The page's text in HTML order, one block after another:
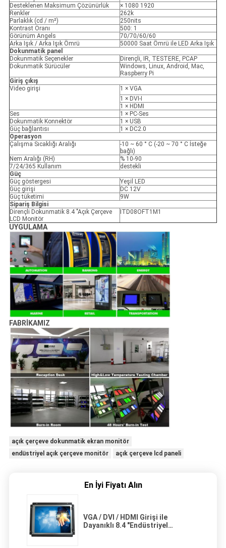
Desteklenen Maksimum Çözünürlük
× 1080 1920
Renkler
262k
Parlaklık (cd / m²)
250nits
Kontrast Oranı
500: 1
Görünüm Angels
70/70/60/60
Arka Işık / Arka Işık Ömrü
50000 Saat Ömrü ile LED Arka Işık
Dokunmatik panel
Dokunmatik Seçenekler
Dirençli, IR, TESTERE, PCAP
Dokunmatik Sürücüler
Windows, Linux, Android, Mac,
Raspberry Pi
Giriş çıkış
Video girişi
1 × VGA
1 × DVI-I
1 × HDMI
Ses
1 × PC-Ses
Dokunmatik Konnektör
1 × USB
Güç bağlantısı
1 × DC2.0
Operasyon
Çalışma Sıcaklığı Aralığı
-10 ~ 60 ° C (-20 ~ 70 ° C İsteğe
bağlı)
Nem Aralığı (RH)
% 10-90
7/24/365 Kullanım
destekli
Güç
Güç göstergesi
Yeşil LED
Güç girişi
DC 12V
Güç tüketimi
9W
Sipariş Bilgisi
Dirençli Dokunmatik 8.4 "Açık Çerçeve
LCD Monitör
ITD08OFT1M1
UYGULAMA
FABRİKAMIZ
açık çerçeve dokunmatik ekran monitör
endüstriyel açık çerçeve monitör
açık çerçeve lcd paneli
En İyi Fiyatı Alın
VGA / DVI / HDMI Girişi ile
Dayanıklı 8.4 "Endüstriyel